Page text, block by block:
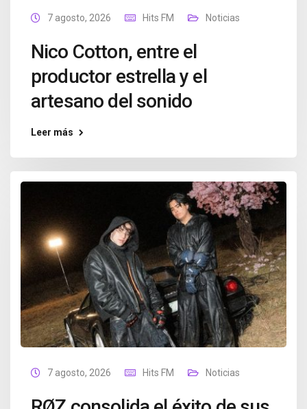
7 agosto, 2026 Hits FM Noticias
Nico Cotton, entre el
productor estrella y el
artesano del sonido
Leer más
7 agosto, 2026 Hits FM Noticias